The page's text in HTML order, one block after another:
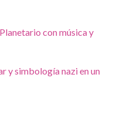
con música y
y simbología nazi en un